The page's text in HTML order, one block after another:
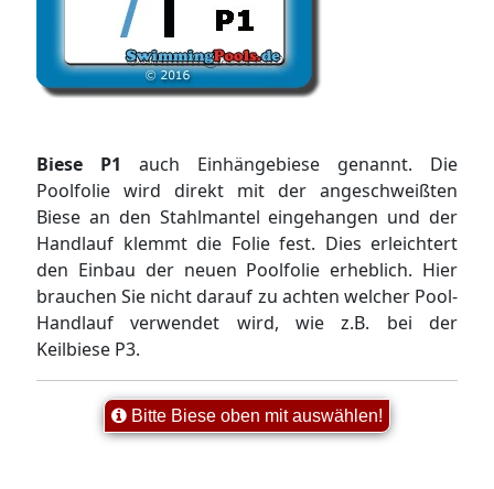
Biese P1 auch Einhängebiese genannt. Die
Poolfolie wird direkt mit der angeschweißten
Biese an den Stahlmantel eingehangen und der
Handlauf klemmt die Folie fest. Dies erleichtert
den Einbau der neuen Poolfolie erheblich. Hier
brauchen Sie nicht darauf zu achten welcher Pool-
Handlauf verwendet wird, wie z.B. bei der
Keilbiese P3.
Bitte Biese oben mit auswählen!